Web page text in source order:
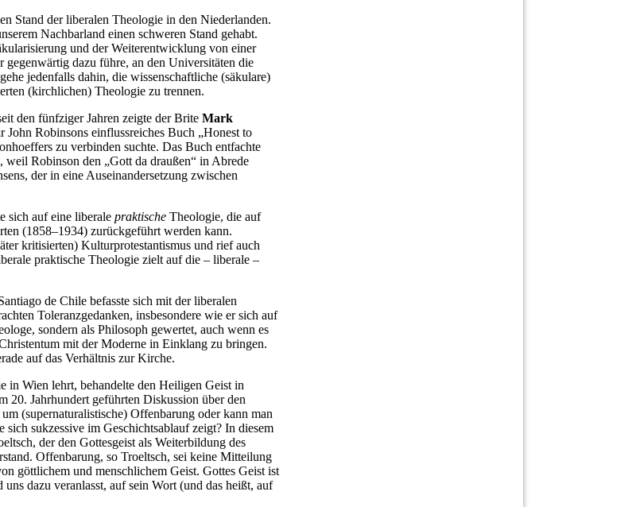
Stand der liberalen Theologie in den Niederlanden.
Nachbarland einen schweren Stand gehabt.
und der Weiterentwicklung von einer
gegenwärtig dazu führe, an den Universitäten die
jedenfalls dahin, die wissenschaftliche (säkulare)
(kirchlichen) Theologie zu trennen.
den fünfziger Jahren zeigte der Brite Mark
Robinsons einflussreiches Buch „Honest to
zu verbinden suchte. Das Buch entfachte
Robinson den „Gott da draußen“ in Abrede
der in eine Auseinandersetzung zwischen
sich auf eine liberale praktische Theologie, die auf
(1858–1934) zurückgeführt werden kann.
kritisierten) Kulturprotestantismus und rief auch
praktische Theologie zielt auf die – liberale –
de Chile befasste sich mit der liberalen
Toleranzgedanken, insbesondere wie er sich auf
sondern als Philosoph gewertet, auch wenn es
mit der Moderne in Einklang zu bringen.
auf das Verhältnis zur Kirche.
in Wien lehrt, behandelte den Heiligen Geist in
20. Jahrhundert geführten Diskussion über den
(supernaturalistische) Offenbarung oder kann man
sukzessive im Geschichtsablauf zeigt? In diesem
der den Gottesgeist als Weiterbildung des
Offenbarung, so Troeltsch, sei keine Mitteilung
göttlichem und menschlichem Geist. Gottes Geist ist
dazu veranlasst, auf sein Wort (und das heißt, auf